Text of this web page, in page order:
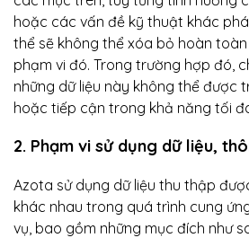
hoặc các vấn đề kỹ thuật khác
thể sẽ không thể xóa bỏ hoàn
phạm vi đó. Trong trường hợp đó,
những dữ liệu này không thể được
hoặc tiếp cận trong khả năng tối
2. Phạm vi sử dụng dữ liệu,
Azota sử dụng dữ liệu thu thập
khác nhau trong quá trình cung
vụ, bao gồm những mục đích như